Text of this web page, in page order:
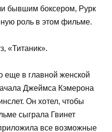
бывшим боксером, Рурк
роль в этом фильме.
«Титаник».
еще в главной женской
Джеймса Кэмерона
Он хотел, чтобы
сыграла Гвинет
все возможные